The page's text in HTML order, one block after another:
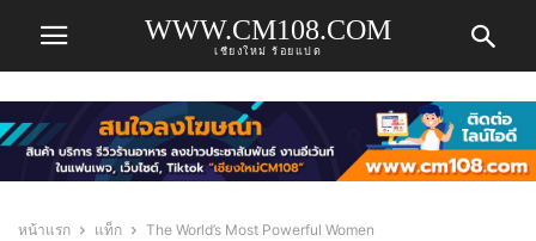
WWW.CM108.COM
เชียงใหม่ ร้อยแปด
หน้าแรก แท็ก The World’s Most Powerful Women